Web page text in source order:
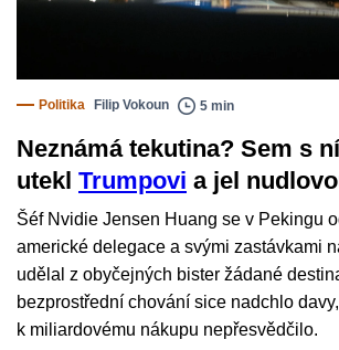
Politika Filip Vokoun 5 min
Neznámá tekutina? Sem s
utekl Trumpovi a jel
Šéf Nvidie Jensen Huang se v Pekingu
americké delegace a svými zastávkami
udělal z obyčejných bister žádané
bezprostřední chování sice nadchlo
k miliardovému nákupu nepřesvědčilo.